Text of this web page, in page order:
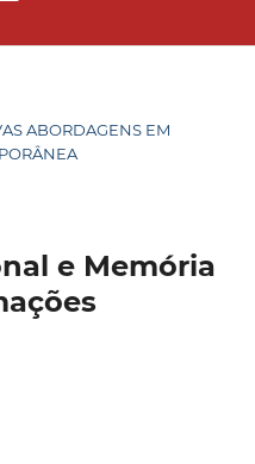
ABORDAGENS EM
e Memória